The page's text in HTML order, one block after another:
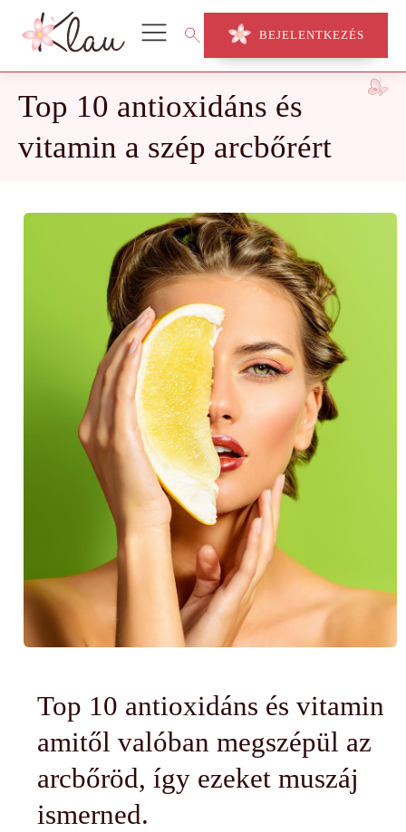
BEJELENTKEZÉS
Top 10 antioxidáns és
vitamin a szép arcbőrért
Top 10 antioxidáns és vitamin
amitől valóban megszépül az
arcbőröd, így ezeket muszáj
ismerned.